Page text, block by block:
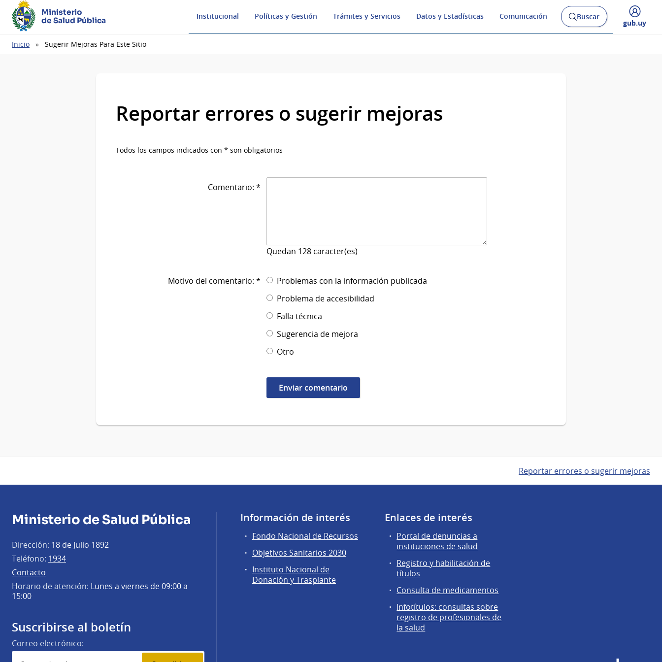
Ministerio
de Salud Pública
Institucional Políticas y Gestión Trámites y Servicios Datos y Estadísticas Comunicación
Abrir
buscador
Buscar
Desplegar
gub.uy
Ruta
Inicio Sugerir Mejoras Para Este Sitio
Reportar errores o sugerir mejoras
Todos los campos indicados con * son obligatorios
Comentario: *
Quedan 128 caracter(es)
Motivo del comentario: *
Problemas con la información publicada
Problema de accesibilidad
Falla técnica
Sugerencia de mejora
Otro
Reportar errores o sugerir mejoras
Ministerio de Salud Pública
Dirección: 18 de Julio 1892
Teléfono: 1934
Contacto
Horario de atención: Lunes a viernes de 09:00 a
15:00
Suscribirse al boletín
Correo electrónico:
Información de interés
Fondo Nacional de Recursos
Objetivos Sanitarios 2030
Instituto Nacional de
Donación y Trasplante
Enlaces de interés
Portal de denuncias a
instituciones de salud
Registro y habilitación de
títulos
Consulta de medicamentos
Infotítulos: consultas sobre
registro de profesionales de
la salud